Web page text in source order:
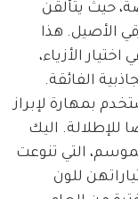
حيث يتألقن
الأصيل. هذا
الأزياء،
الفائقة.
بمهارة لإبراز
للإطلالة. اليك
التي تنوعت
للون